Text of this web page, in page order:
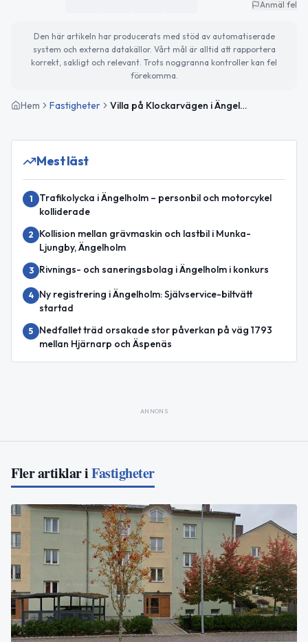
Anmäl fel
Den här artikeln har producerats med stöd av automatiserade
system och externa datakällor. Vårt mål är alltid att rapportera
korrekt, sakligt och relevant. Trots noggranna kontroller kan fel
förekomma.
Hem Fastigheter Villa på Klockarvägen i Ängelholm såld för 3 100 000 kronor
Mest läst
1
Trafikolycka i Ängelholm – personbil och motorcykel
kolliderade
2
Kollision mellan grävmaskin och lastbil i Munka-
Ljungby, Ängelholm
3 Rivnings- och saneringsbolag i Ängelholm i konkurs
4
Ny registrering i Ängelholm: Självservice-biltvätt
startad
5
Nedfallet träd orsakade stor påverkan på väg 1793
mellan Hjärnarp och Äspenäs
ANNONS
Fler artiklar iFastigheter